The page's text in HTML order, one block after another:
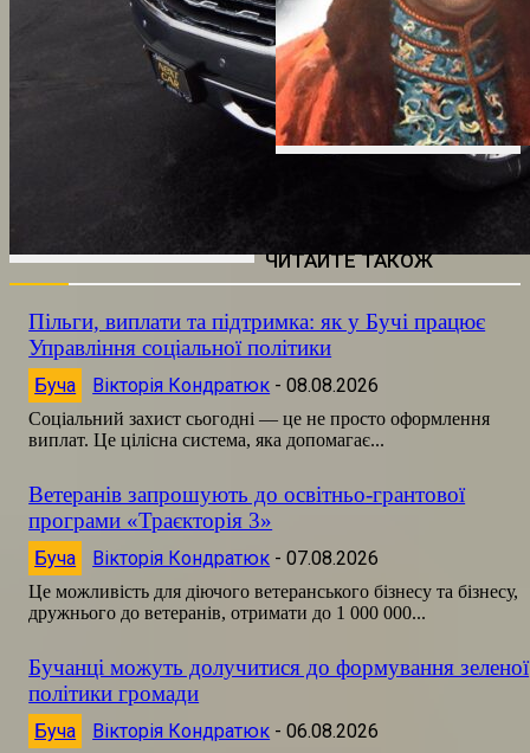
ЧИТАЙТЕ ТАКОЖ
Пільги, виплати та підтримка: як у Бучі працює
Управління соціальної політики
Буча Вікторія Кондратюк - 08.08.2026
Соціальний захист сьогодні — це не просто оформлення
виплат. Це цілісна система, яка допомагає...
Ветеранів запрошують до освітньо-грантової
програми «Траєкторія 3»
Буча Вікторія Кондратюк - 07.08.2026
Це можливість для діючого ветеранського бізнесу та бізнесу,
дружнього до ветеранів, отримати до 1 000 000...
Бучанці можуть долучитися до формування зеленої
політики громади
Буча Вікторія Кондратюк - 06.08.2026